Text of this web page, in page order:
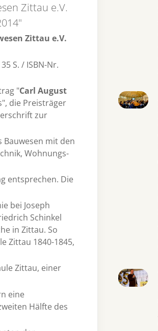
Zittau e.V.
Zittau e.V.
S. / ISBN-Nr.
"Carl August
die Preisträger
zur
mit den
Wohnungs-
entsprechen. Die
bei Joseph
Schinkel
in Zittau. So
Zittau 1840-1845,
Zittau, einer
eine
Hälfte des